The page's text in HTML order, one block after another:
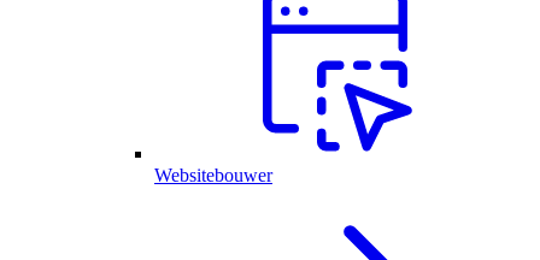
Websitebouwer